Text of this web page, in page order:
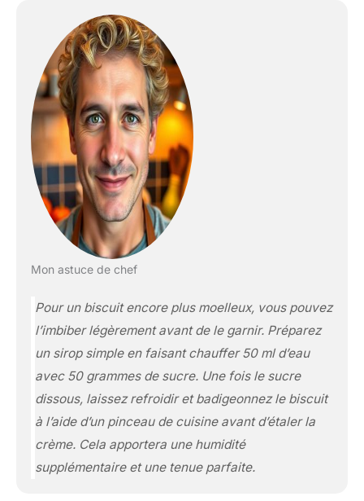
Mon astuce de chef
Pour un biscuit encore plus moelleux, vous pouvez
l’imbiber légèrement avant de le garnir. Préparez
un sirop simple en faisant chauffer 50 ml d’eau
avec 50 grammes de sucre. Une fois le sucre
dissous, laissez refroidir et badigeonnez le biscuit
à l’aide d’un pinceau de cuisine avant d’étaler la
crème. Cela apportera une humidité
supplémentaire et une tenue parfaite.